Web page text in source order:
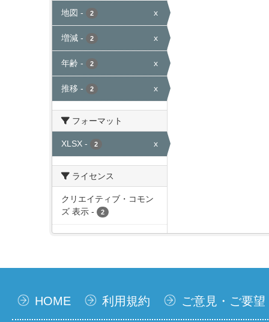
地図 - 2 x
増減 - 2 x
年齢 - 2 x
推移 - 2 x
フォーマット
XLSX - 2 x
ライセンス
クリエイティブ・コモン
ズ 表示 - 2
HOME 利用規約 ご意見・ご要望